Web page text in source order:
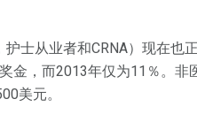
护士从业者和CRNA）现在
金，而2013年仅为11％。
美元。